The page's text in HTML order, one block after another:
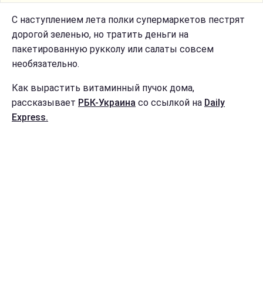
С наступлением лета полки супермаркетов пестрят
дорогой зеленью, но тратить деньги на
пакетированную рукколу или салаты совсем
необязательно.
Как вырастить витаминный пучок дома,
рассказывает РБК-Украина со ссылкой на Daily
Express.